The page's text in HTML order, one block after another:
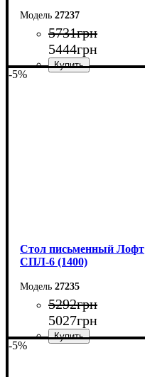
27237
5731грн
5444грн
-5%
Стол письменный Лофт
СПЛ-6 (1400)
27235
5292грн
5027грн
-5%